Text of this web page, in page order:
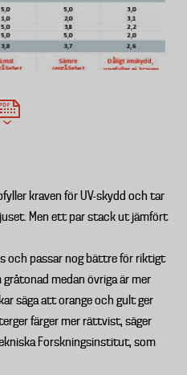
kraven för UV-skydd och tar
Men ett par stack ut jämfört
och passar nog bättre för riktigt
medan övriga är mer
säga att orange och gult ger
färger mer rättvist, säger
Forskningsinstitut, som